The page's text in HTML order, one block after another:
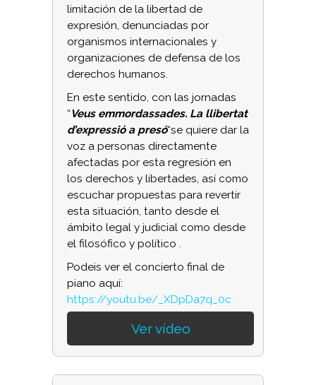
limitación de la libertad de
expresión, denunciadas por
organismos internacionales y
organizaciones de defensa de los
derechos humanos.
En este sentido, con las jornadas
“Veus emmordassades. La llibertat
d’expressió a presó“se quiere dar la
voz a personas directamente
afectadas por esta regresión en
los derechos y libertades, así como
escuchar propuestas para revertir
esta situación, tanto desde el
ámbito legal y judicial como desde
el filosófico y político .
Podeis ver el concierto final de
piano aquí:
https://youtu.be/_XDpDa7q_0c
Ver vídeo